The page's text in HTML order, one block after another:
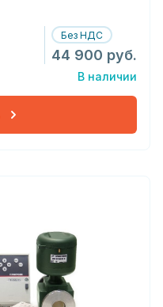
Без НДС
44 900 руб.
В наличии